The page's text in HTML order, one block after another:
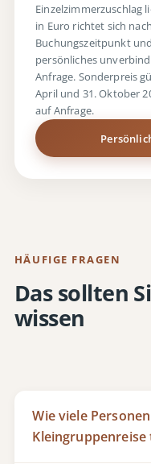
Einzelzimmerzuschlag
in Euro richtet sich
Buchungszeitpunkt
persönliches
Anfrage. Sonderpreis
April und 31. Oktober
auf Anfrage.
HÄUFIGE FRAGEN
Das sollten
wissen
Wie viele
Kleingruppenreise